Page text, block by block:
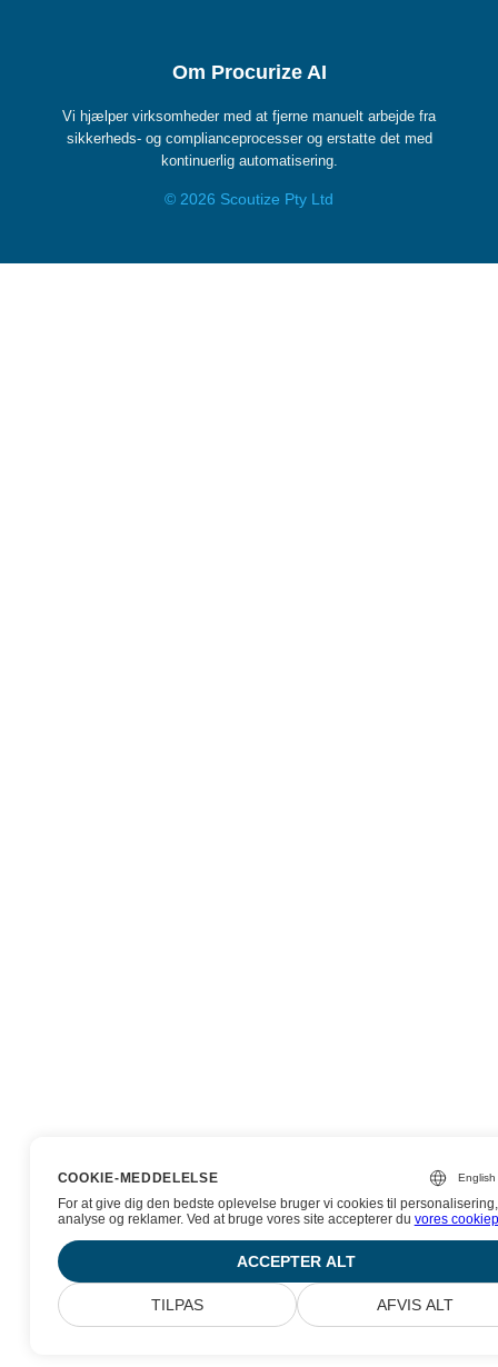
Om Procurize AI
Vi hjælper virksomheder med at fjerne manuelt arbejde fra
sikkerheds- og complianceprocesser og erstatte det med
kontinuerlig automatisering.
© 2026 Scoutize Pty Ltd
COOKIE-MEDDELELSE
For at give dig den bedste oplevelse bruger vi cookies til personalisering,
analyse og reklamer. Ved at bruge vores site accepterer du vores
ACCEPTER ALT
TILPAS AFVIS ALT